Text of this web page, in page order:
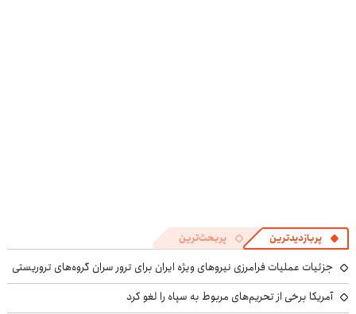
پربازدیدترین پربحث‌ترین
جزئیات عملیات فرامرزی نیروهای ویژه ایران برای ترور سران گروه‌های تروریستی
آمریکا برخی از تحریم‌های مربوط به سپاه را لغو کرد